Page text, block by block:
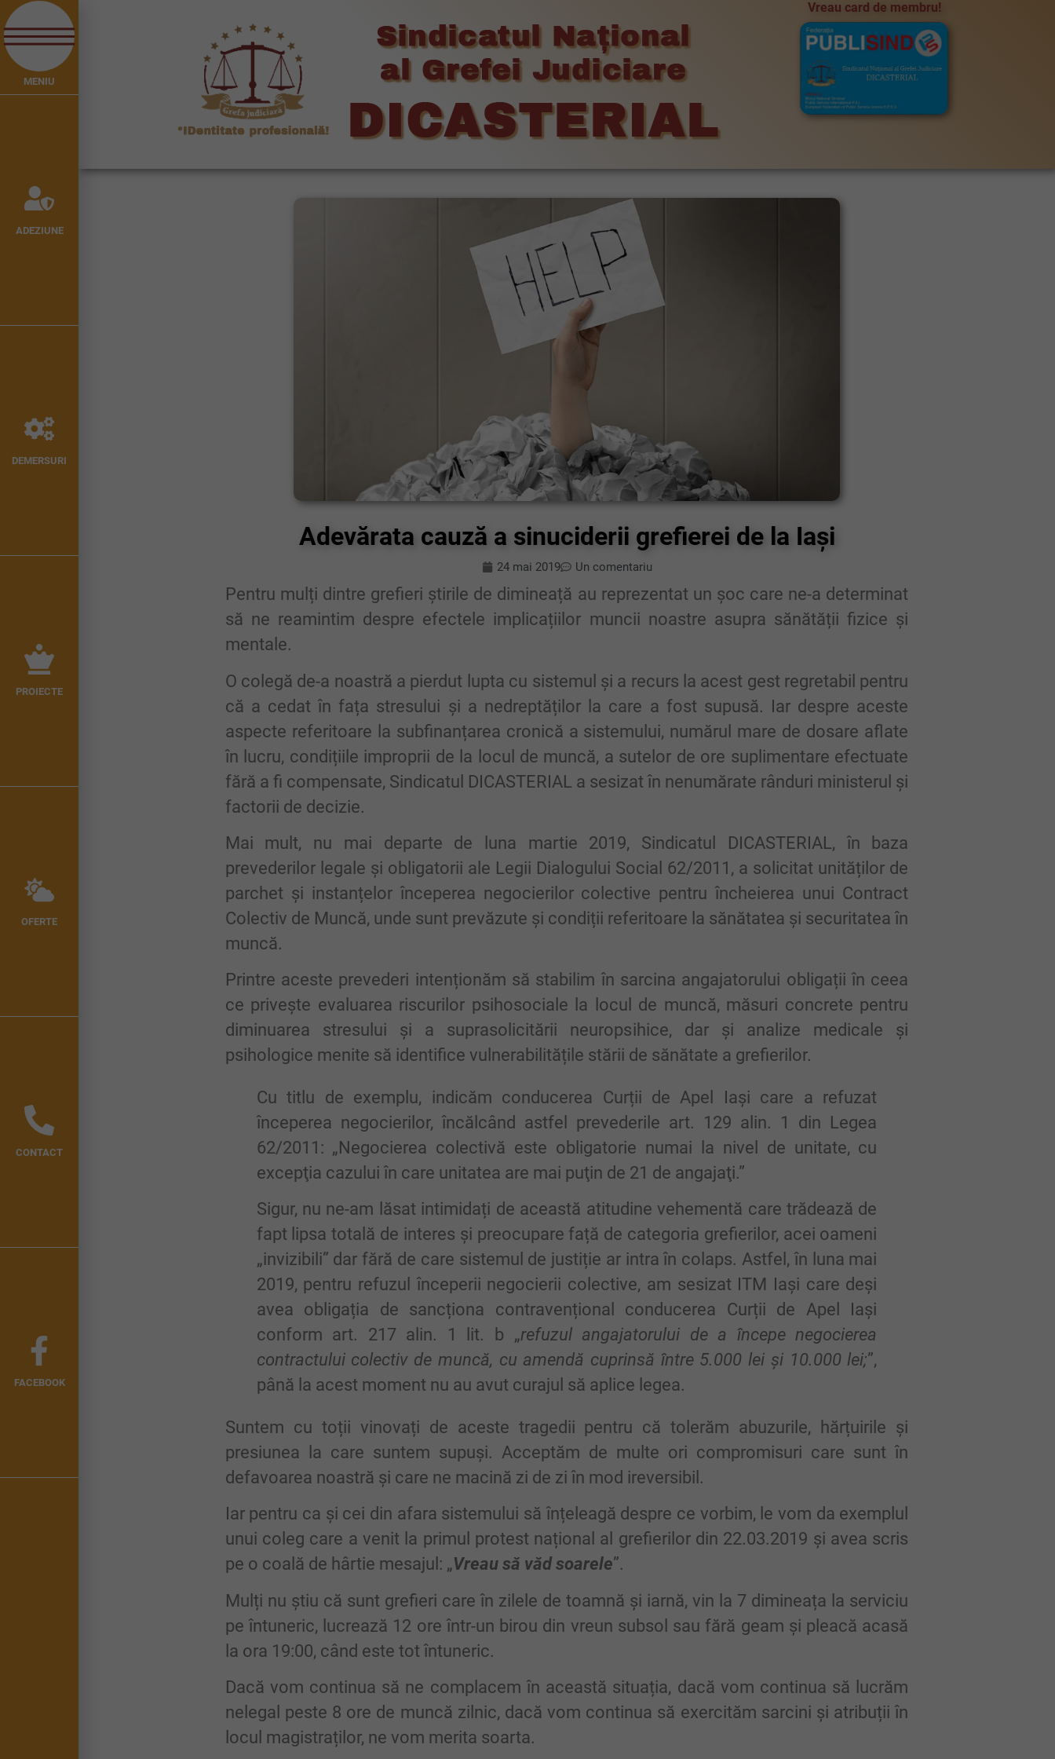
Vreau card de membru!
Adevărata cauză a sinuciderii grefierei de la Iași
24 mai 2019 Un comentariu
Pentru mulți dintre grefieri știrile de dimineață au reprezentat un șoc care ne-a determinat
să ne reamintim despre efectele implicațiilor muncii noastre asupra sănătății fizice și
mentale.
O colegă de-a noastră a pierdut lupta cu sistemul și a recurs la acest gest regretabil pentru
că a cedat în fața stresului și a nedreptăților la care a fost supusă. Iar despre aceste
aspecte referitoare la subfinanțarea cronică a sistemului, numărul mare de dosare aflate
în lucru, condițiile improprii de la locul de muncă, a sutelor de ore suplimentare efectuate
fără a fi compensate, Sindicatul DICASTERIAL a sesizat în nenumărate rânduri ministerul și
factorii de decizie.
Mai mult, nu mai departe de luna martie 2019, Sindicatul DICASTERIAL, în baza
prevederilor legale și obligatorii ale Legii Dialogului Social 62/2011, a solicitat unităților de
parchet și instanțelor începerea negocierilor colective pentru încheierea unui Contract
Colectiv de Muncă, unde sunt prevăzute și condiții referitoare la sănătatea și securitatea în
muncă.
Printre aceste prevederi intenționăm să stabilim în sarcina angajatorului obligații în ceea
ce privește evaluarea riscurilor psihosociale la locul de muncă, măsuri concrete pentru
diminuarea stresului și a suprasolicitării neuropsihice, dar și analize medicale și
psihologice menite să identifice vulnerabilitățile stării de sănătate a grefierilor.
Cu titlu de exemplu, indicăm conducerea Curții de Apel Iași care a refuzat
începerea negocierilor, încălcând astfel prevederile art. 129 alin. 1 din Legea
62/2011: „Negocierea colectivă este obligatorie numai la nivel de unitate, cu
excepţia cazului în care unitatea are mai puţin de 21 de angajaţi.”
Sigur, nu ne-am lăsat intimidați de această atitudine vehementă care trădează de
fapt lipsa totală de interes și preocupare față de categoria grefierilor, acei oameni
„invizibili” dar fără de care sistemul de justiție ar intra în colaps. Astfel, în luna mai
2019, pentru refuzul începerii negocierii colective, am sesizat ITM Iași care deși
avea obligația de sancționa contravențional conducerea Curții de Apel Iași
conform art. 217 alin. 1 lit. b „refuzul angajatorului de a începe negocierea
contractului colectiv de muncă, cu amendă cuprinsă între 5.000 lei şi 10.000 lei;”,
până la acest moment nu au avut curajul să aplice legea.
Suntem cu toții vinovați de aceste tragedii pentru că tolerăm abuzurile, hărțuirile și
presiunea la care suntem supuși. Acceptăm de multe ori compromisuri care sunt în
defavoarea noastră și care ne macină zi de zi în mod ireversibil.
Iar pentru ca și cei din afara sistemului să înțeleagă despre ce vorbim, le vom da exemplul
unui coleg care a venit la primul protest național al grefierilor din 22.03.2019 și avea scris
pe o coală de hârtie mesajul: „Vreau să văd soarele”.
Mulți nu știu că sunt grefieri care în zilele de toamnă și iarnă, vin la 7 dimineața la serviciu
pe întuneric, lucrează 12 ore într-un birou din vreun subsol sau fără geam și pleacă acasă
la ora 19:00, când este tot întuneric.
Dacă vom continua să ne complacem în această situația, dacă vom continua să lucrăm
nelegal peste 8 ore de muncă zilnic, dacă vom continua să exercităm sarcini și atribuții în
locul magistraților, ne vom merita soarta.
MENIU
ADEZIUNE
DEMERSURI
PROIECTE
OFERTE
CONTACT
FACEBOOK